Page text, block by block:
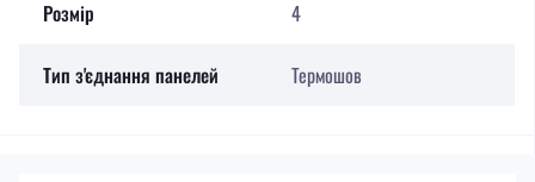
Розмір 4
Тип з'єднання панелей Термошов